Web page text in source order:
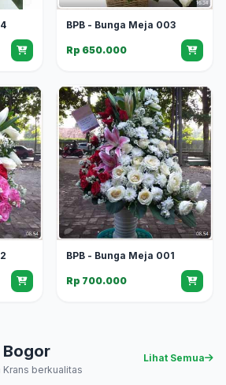
BPB - Bunga Meja 003
Rp 650.000
BPB - Bunga Meja 001
Rp 700.000
Bogor
Krans berkualitas
Lihat Semua